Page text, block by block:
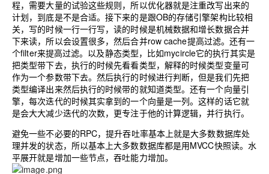
程，需要大量的试验这些规则，所以优化器就是注重改写出来的
计划，到底是不是合适。接下来的是跟OB的存储引擎架构比较相
关，写的时候一行一行写，读的时候是机械数据和增长数据合并
下来读，所以会设置很多，然后合并row cache提高过滤。还有一
个filter来提高过滤。以及静态类型，比如mycircle它的执行其实是
把类型带下去，执行的时候先看看类型，解释的时候类型变量可
作为一个参数带下去。然后执行的时候进行判断，但是我们先把
类型编译出来然后执行的时候带的就知道类型。还有一个向量引
擎，每次迭代的时候其实拿到的一个向量是一列。这样的话它就
是会大大减少迭代的次数，更专注于他的计算逻辑，并行执行。
避免一些不必要的RPC，提升吞吐率基本上就是大多数数据库处
理并发的状态，所以基本上大多数数据库都是用MVCC快照读。水
平展开就是增加一些节点，吞吐能力增加。